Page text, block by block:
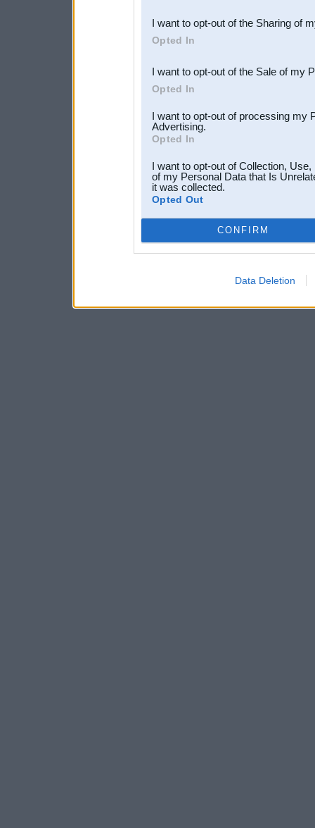
Downstream Participants
third parties.
I want to opt-out of the Sharing of
Opted In
I want to opt-out of the Sale of my
Opted In
I want to opt-out of processing my
Advertising.
Opted In
I want to opt-out of Collection,
of my Personal Data that Is
it was collected.
Opted Out
CONFIRM
Data Deletion